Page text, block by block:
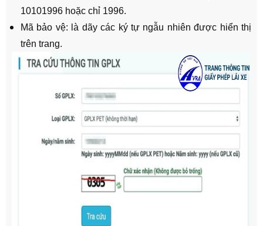
10101996 hoặc chỉ 1996.
Mã bảo vệ: là dãy các ký tự ngẫu nhiên được hiển thị
trên trang.